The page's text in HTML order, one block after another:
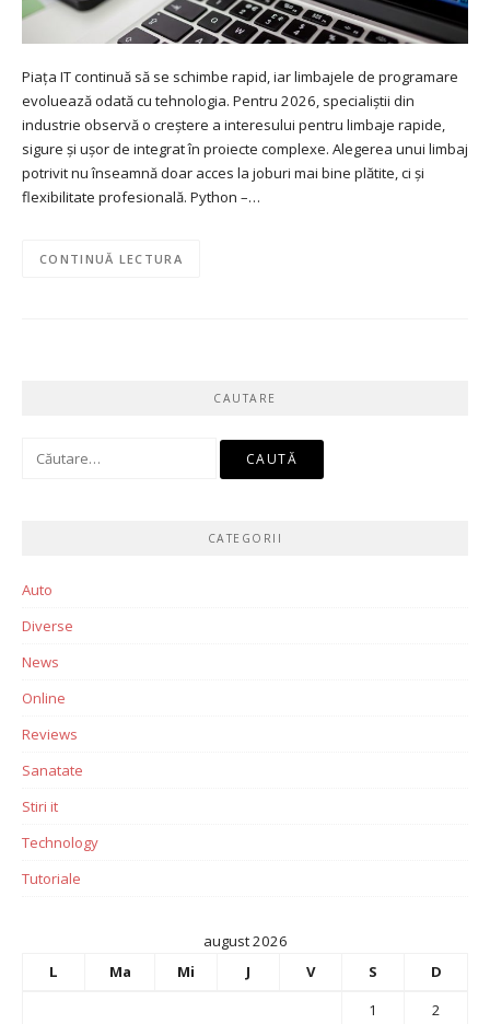
Piața IT continuă să se schimbe rapid, iar limbajele de programare
evoluează odată cu tehnologia. Pentru 2026, specialiștii din
industrie observă o creștere a interesului pentru limbaje rapide,
sigure și ușor de integrat în proiecte complexe. Alegerea unui limbaj
potrivit nu înseamnă doar acces la joburi mai bine plătite, ci și
flexibilitate profesională. Python –…
CONTINUĂ LECTURA
CAUTARE
Caută
CATEGORII
Auto
Diverse
News
Online
Reviews
Sanatate
Stiri it
Technology
Tutoriale
august 2026
L
Ma Mi J V S
D
1
2